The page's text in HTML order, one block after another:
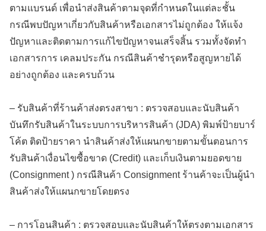
ตามแบรนด์ เพื่อนำส่งสินค้าตามจุดที่กำหนดในแต่ละชั้น
กรณีพบปัญหาเกี่ยวกับสินค้าหรือเอกสารไม่ถูกต้อง ให้แจ้ง
ปัญหาและติดตามการแก้ไขปัญหาจนเสร็จสิ้น รวมทั้งจัดทำ
เอกสารการ เคลมประกัน กรณีสินค้าชำรุดหรือสูญหายได้
อย่างถูกต้อง และครบถ้วน
– รับสินค้าที่ร้านค้าส่งตรงสาขา : ตรวจสอบและนับสินค้า
บันทึกรับสินค้าในระบบการบริหารสินค้า (JDA) พิมพ์ป้ายบาร์
โค้ต ติดป้ายราคา นำสินค้าส่งให้แผนกขายตามขั้นตอนการ
รับสินค้าเงื่อนไขซื้อขาด (Credit) และเก็บเงินตามยอดขาย
(Consignment ) กรณีสินค้า Consignment ร้านค้าจะเป็นผู้นำ
สินค้าส่งให้แผนกขายโดยตรง
– การโอนสินค้า : ตรวจสอบและนับสินค้าให้ตรงตามเอกสาร